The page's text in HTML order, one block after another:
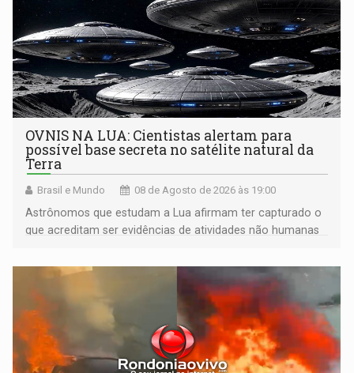
OVNIS NA LUA: Cientistas alertam para
possível base secreta no satélite natural da
Terra
Brasil e Mundo 08 de Agosto de 2026 às 19:00
Astrônomos que estudam a Lua afirmam ter capturado o
que acreditam ser evidências de atividades não humanas
órbita